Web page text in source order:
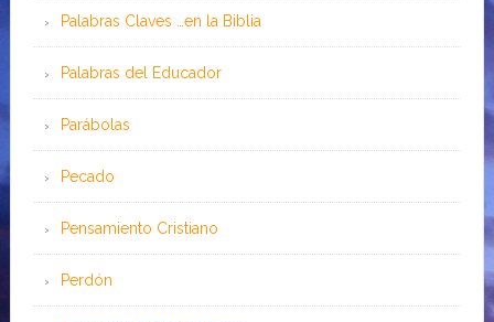
Palabras Claves …en la Biblia
Palabras del Educador
Parábolas
Pecado
Pensamiento Cristiano
Perdón